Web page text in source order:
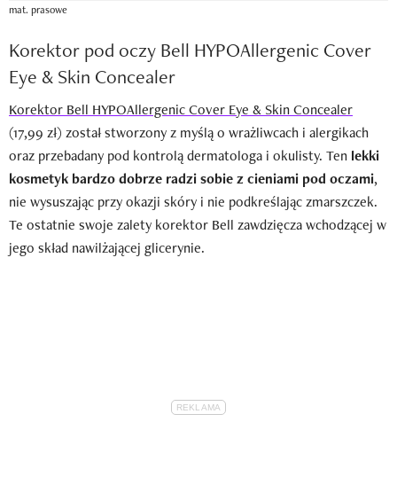
mat. prasowe
Korektor pod oczy Bell HYPOAllergenic Cover
Eye & Skin Concealer
Korektor Bell HYPOAllergenic Cover Eye & Skin Concealer
(17,99 zł) został stworzony z myślą o wrażliwcach i alergikach
oraz przebadany pod kontrolą dermatologa i okulisty. Ten lekki
kosmetyk bardzo dobrze radzi sobie z cieniami pod oczami,
nie wysuszając przy okazji skóry i nie podkreślając zmarszczek.
Te ostatnie swoje zalety korektor Bell zawdzięcza wchodzącej w
jego skład nawilżającej glicerynie.